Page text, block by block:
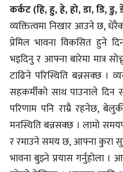
कर्कट (हि, हु, हे, हो, डा, डि, डु,
व्यक्तित्वमा निखार आउने छ,
प्रेमिल भावना विकसित हुने
भइदिनु र आफ्ना बारेमा मात्र
टाढिने परिस्थिति बन्नसक्छ ।
सहकर्मीको साथ पाउनाले दिन
परिणाम पनि राम्रै रहनेछ,
मनस्थिति बन्नसक्छ । लामो
र रमाउने समय छ, आफ्ना कुरा
भावना बुझ्ने प्रयास गर्नुहोला